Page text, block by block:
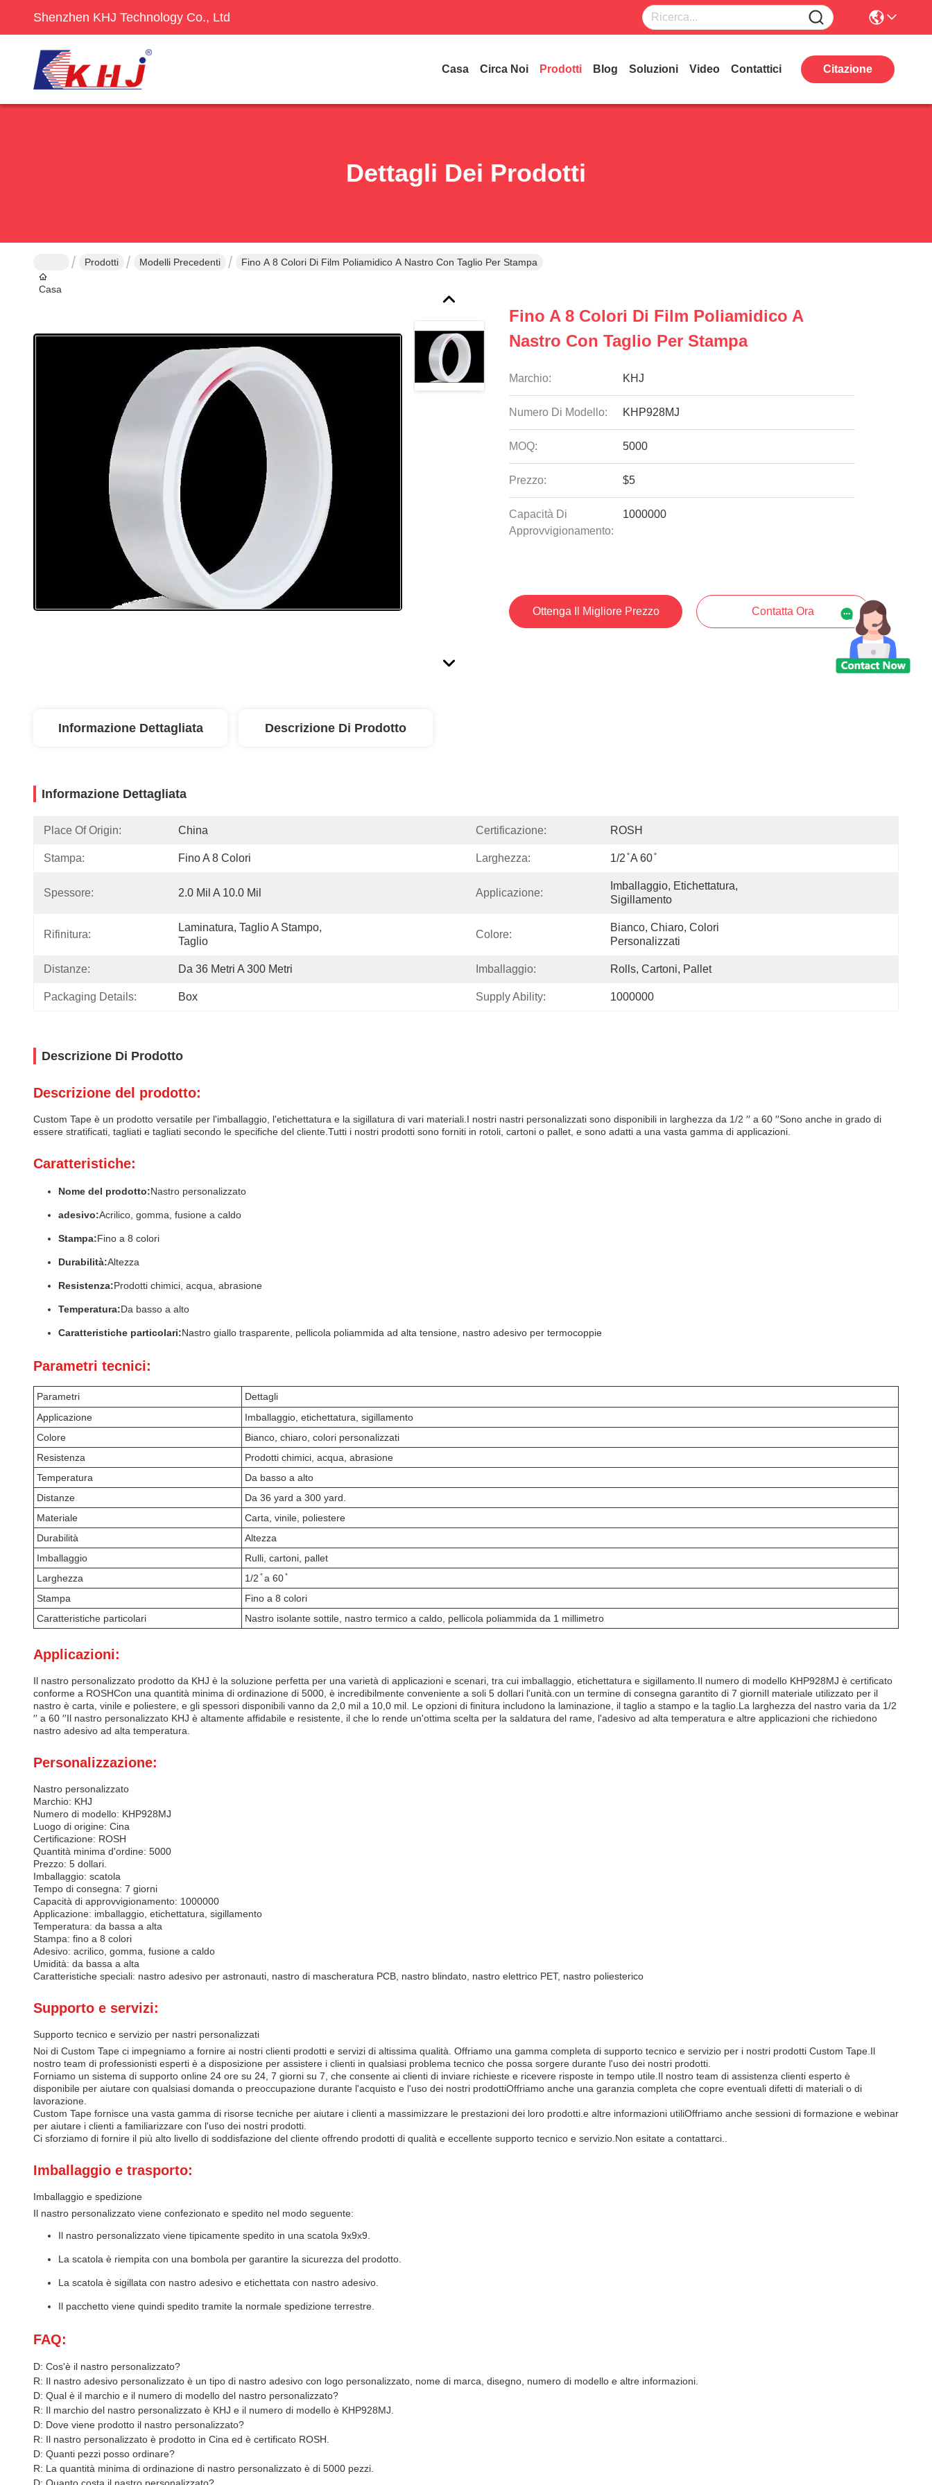
Shenzhen KHJ Technology Co., Ltd
Casa Circa Noi Prodotti Blog Soluzioni Video Contattici Citazione
Dettagli Dei Prodotti
Casa
Prodotti Modelli Precedenti Fino A 8 Colori Di Film Poliamidico A Nastro Con Taglio Per Stampa
Fino A 8 Colori Di Film Poliamidico A
Nastro Con Taglio Per Stampa
Marchio: KHJ
Numero Di Modello: KHP928MJ
MOQ: 5000
Prezzo: $5
Capacità Di
Approvvigionamento:
1000000
Ottenga Il Migliore Prezzo Contatta Ora
Informazione Dettagliata Descrizione Di Prodotto
Informazione Dettagliata
Place Of Origin: China Certificazione: ROSH
Stampa: Fino A 8 Colori Larghezza: 1/2 ̊ A 60 ̊
Spessore: 2.0 Mil A 10.0 Mil Applicazione:
Imballaggio, Etichettatura,
Sigillamento
Rifinitura:
Laminatura, Taglio A Stampo,
Taglio
Colore:
Bianco, Chiaro, Colori
Personalizzati
Distanze: Da 36 Metri A 300 Metri Imballaggio: Rolls, Cartoni, Pallet
Packaging Details: Box Supply Ability: 1000000
Descrizione Di Prodotto
Descrizione del prodotto:
Custom Tape è un prodotto versatile per l'imballaggio, l'etichettatura e la sigillatura di vari materiali.I nostri nastri personalizzati sono disponibili in larghezza da 1/2 ′′ a 60 ′′Sono anche in grado di
essere stratificati, tagliati e tagliati secondo le specifiche del cliente.Tutti i nostri prodotti sono forniti in rotoli, cartoni o pallet, e sono adatti a una vasta gamma di applicazioni.
Caratteristiche:
Nome del prodotto:Nastro personalizzato
adesivo:Acrilico, gomma, fusione a caldo
Stampa:Fino a 8 colori
Durabilità:Altezza
Resistenza:Prodotti chimici, acqua, abrasione
Temperatura:Da basso a alto
Caratteristiche particolari:Nastro giallo trasparente, pellicola poliammida ad alta tensione, nastro adesivo per termocoppie
Parametri tecnici:
Parametri
Dettagli
Applicazione
Imballaggio, etichettatura, sigillamento
Colore
Bianco, chiaro, colori personalizzati
Resistenza
Prodotti chimici, acqua, abrasione
Temperatura
Da basso a alto
Distanze
Da 36 yard a 300 yard.
Materiale
Carta, vinile, poliestere
Durabilità
Altezza
Imballaggio
Rulli, cartoni, pallet
Larghezza
1/2 ̊ a 60 ̊
Stampa
Fino a 8 colori
Caratteristiche particolari
Nastro isolante sottile, nastro termico a caldo, pellicola poliammida da 1 millimetro
Applicazioni:
Il nastro personalizzato prodotto da KHJ è la soluzione perfetta per una varietà di applicazioni e scenari, tra cui imballaggio, etichettatura e sigillamento.Il numero di modello KHP928MJ è certificato
conforme a ROSHCon una quantità minima di ordinazione di 5000, è incredibilmente conveniente a soli 5 dollari l'unità.con un termine di consegna garantito di 7 giorniIl materiale utilizzato per il
nastro è carta, vinile e poliestere, e gli spessori disponibili vanno da 2,0 mil a 10,0 mil. Le opzioni di finitura includono la laminazione, il taglio a stampo e la taglio.La larghezza del nastro varia da 1/2
′′ a 60 ′′Il nastro personalizzato KHJ è altamente affidabile e resistente, il che lo rende un'ottima scelta per la saldatura del rame, l'adesivo ad alta temperatura e altre applicazioni che richiedono
nastro adesivo ad alta temperatura.
Personalizzazione:
Nastro personalizzato
Marchio: KHJ
Numero di modello: KHP928MJ
Luogo di origine: Cina
Certificazione: ROSH
Quantità minima d'ordine: 5000
Prezzo: 5 dollari.
Imballaggio: scatola
Tempo di consegna: 7 giorni
Capacità di approvvigionamento: 1000000
Applicazione: imballaggio, etichettatura, sigillamento
Temperatura: da bassa a alta
Stampa: fino a 8 colori
Adesivo: acrilico, gomma, fusione a caldo
Umidità: da bassa a alta
Caratteristiche speciali: nastro adesivo per astronauti, nastro di mascheratura PCB, nastro blindato, nastro elettrico PET, nastro poliesterico
Supporto e servizi:
Supporto tecnico e servizio per nastri personalizzati
Noi di Custom Tape ci impegniamo a fornire ai nostri clienti prodotti e servizi di altissima qualità. Offriamo una gamma completa di supporto tecnico e servizio per i nostri prodotti Custom Tape.Il
nostro team di professionisti esperti è a disposizione per assistere i clienti in qualsiasi problema tecnico che possa sorgere durante l'uso dei nostri prodotti.
Forniamo un sistema di supporto online 24 ore su 24, 7 giorni su 7, che consente ai clienti di inviare richieste e ricevere risposte in tempo utile.Il nostro team di assistenza clienti esperto è
disponibile per aiutare con qualsiasi domanda o preoccupazione durante l'acquisto e l'uso dei nostri prodottiOffriamo anche una garanzia completa che copre eventuali difetti di materiali o di
lavorazione.
Custom Tape fornisce una vasta gamma di risorse tecniche per aiutare i clienti a massimizzare le prestazioni dei loro prodotti.e altre informazioni utiliOffriamo anche sessioni di formazione e webinar
per aiutare i clienti a familiarizzare con l'uso dei nostri prodotti.
Ci sforziamo di fornire il più alto livello di soddisfazione del cliente offrendo prodotti di qualità e eccellente supporto tecnico e servizio.Non esitate a contattarci..
Imballaggio e trasporto:
Imballaggio e spedizione
Il nastro personalizzato viene confezionato e spedito nel modo seguente:
Il nastro personalizzato viene tipicamente spedito in una scatola 9x9x9.
La scatola è riempita con una bombola per garantire la sicurezza del prodotto.
La scatola è sigillata con nastro adesivo e etichettata con nastro adesivo.
Il pacchetto viene quindi spedito tramite la normale spedizione terrestre.
FAQ:
D: Cos'è il nastro personalizzato?
R: Il nastro adesivo personalizzato è un tipo di nastro adesivo con logo personalizzato, nome di marca, disegno, numero di modello e altre informazioni.
D: Qual è il marchio e il numero di modello del nastro personalizzato?
R: Il marchio del nastro personalizzato è KHJ e il numero di modello è KHP928MJ.
D: Dove viene prodotto il nastro personalizzato?
R: Il nastro personalizzato è prodotto in Cina ed è certificato ROSH.
D: Quanti pezzi posso ordinare?
R: La quantità minima di ordinazione di nastro personalizzato è di 5000 pezzi.